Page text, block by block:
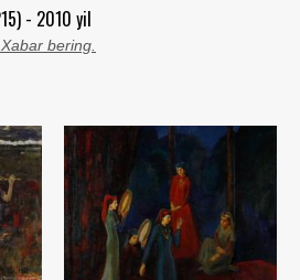
- 2010 yil
bering.